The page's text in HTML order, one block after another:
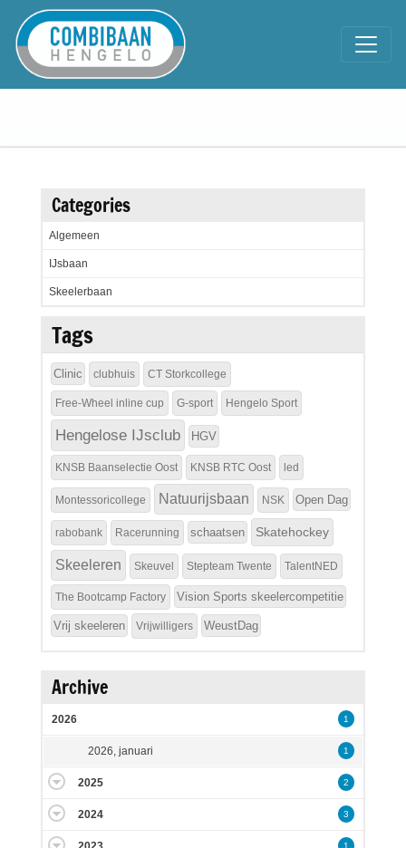
Categories
Algemeen
IJsbaan
Skeelerbaan
Tags
Clinic clubhuis CT Storkcollege
Free-Wheel inline cup G-sport Hengelo Sport
Hengelose IJsclub HGV
KNSB Baanselectie Oost KNSB RTC Oost led
Montessoricollege Natuurijsbaan NSK Open Dag
rabobank Racerunning schaatsen Skatehockey
Skeeleren Skeuvel Stepteam Twente TalentNED
The Bootcamp Factory Vision Sports skeelercompetitie
Vrij skeeleren Vrijwilligers WeustDag
Archive
2026 1
2026, januari 1
2025 2
2024 3
1